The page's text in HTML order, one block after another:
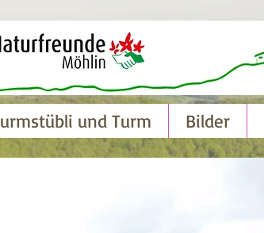
und Turm Bilder